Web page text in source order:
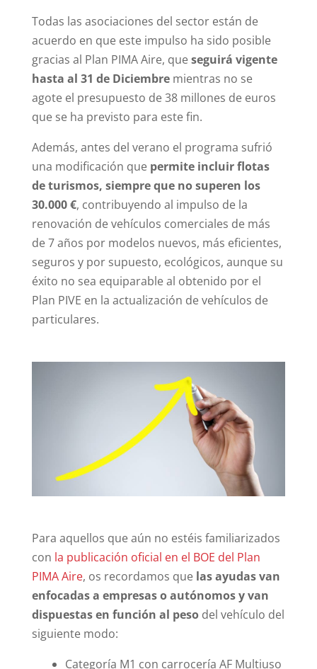
Todas las asociaciones del sector están de
acuerdo en que este impulso ha sido posible
gracias al Plan PIMA Aire, queseguirá vigente
hasta al 31 de Diciembremientras no se
agote el presupuesto de 38 millones de euros
que se ha previsto para este fin.
Además, antes del verano el programa sufrió
una modificación quepermite incluir flotas
de turismos, siempre que no superen los
30.000 €, contribuyendo al impulso de la
renovación de vehículos comerciales de más
de 7 años por modelos nuevos, más eficientes,
seguros y por supuesto, ecológicos, aunque su
éxito no sea equiparable al obtenido por el
Plan PIVE en la actualización de vehículos de
particulares.
Para aquellos que aún no estéis familiarizados
con la publicación oficial en el BOE del Plan
PIMA Aire, os recordamos quelas ayudas van
enfocadas a empresas o autónomos y van
dispuestas en función al peso del vehículo del
siguiente modo:
Categoría M1 con carrocería AF Multiuso